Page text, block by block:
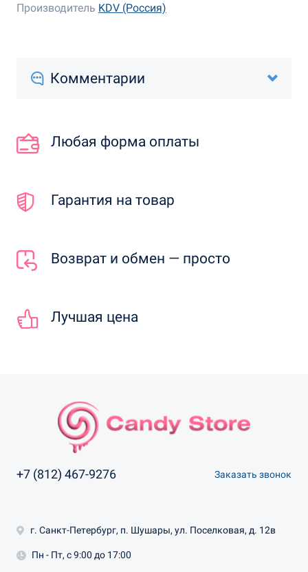
Производитель KDV (Россия)
Комментарии
Любая форма оплаты
Гарантия на товар
Возврат и обмен — просто
Лучшая цена
+7 (812) 467-9276 Заказать звонок
г. Санкт-Петербург, п. Шушары, ул. Поселковая, д. 12в
Пн - Пт, с 9:00 до 17:00